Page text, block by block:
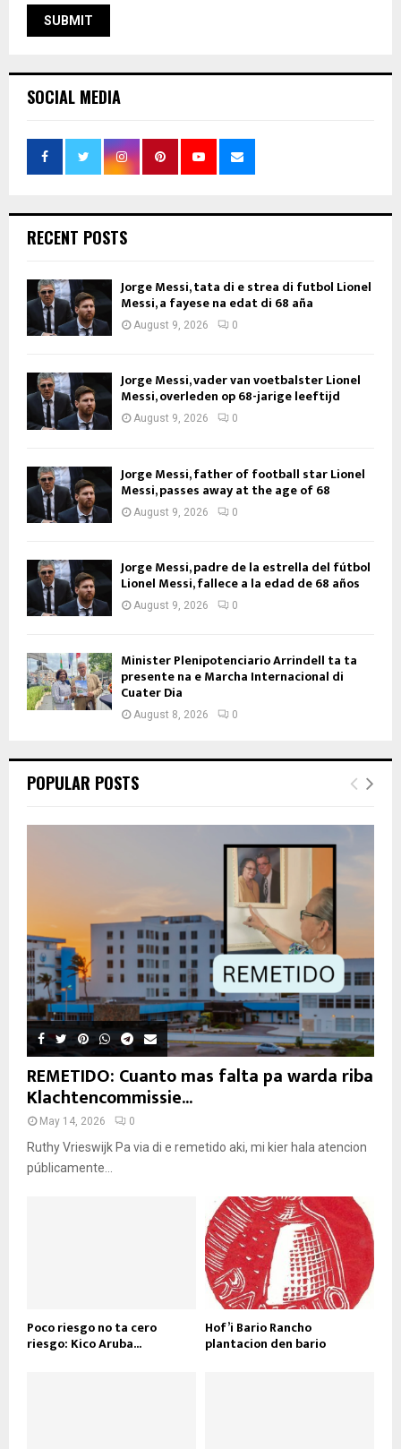
SOCIAL MEDIA
RECENT POSTS
Jorge Messi, tata di e strea di futbol Lionel
Messi, a fayese na edat di 68 aña
August 9, 2026 0
Jorge Messi, vader van voetbalster Lionel
Messi, overleden op 68-jarige leeftijd
August 9, 2026 0
Jorge Messi, father of football star Lionel
Messi, passes away at the age of 68
August 9, 2026 0
Jorge Messi, padre de la estrella del fútbol
Lionel Messi, fallece a la edad de 68 años
August 9, 2026 0
Minister Plenipotenciario Arrindell ta ta
presente na e Marcha Internacional di
Cuater Dia
August 8, 2026 0
POPULAR POSTS
REMETIDO: Cuanto mas falta pa warda riba
Klachtencommissie...
May 14, 2026 0
Ruthy Vrieswijk Pa via di e remetido aki, mi kier hala atencion
públicamente...
Poco riesgo no ta cero
riesgo: Kico Aruba...
Hof’i Bario Rancho
plantacion den bario